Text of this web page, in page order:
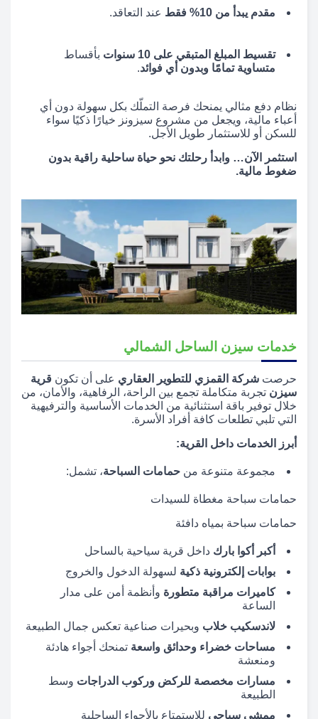
مقدم يبدأ من 10% فقط عند التعاقد.
تقسيط المبلغ المتبقي على 10 سنوات
بأقساط
متساوية تمامًا وبدون أي فوائد.
نظام دفع مثالي يمنحك فرصة التملّك بكل سهولة دون أي
أعباء مالية، ويجعل من مشروع سيزونز خيارًا ذكيًا سواء
للسكن أو للاستثمار طويل الأجل.
استثمر الآن… وابدأ رحلتك نحو حياة ساحلية راقية بدون
ضغوط مالية.
خدمات سيزن الساحل الشمالي
حرصت شركة القمزي للتطوير العقاري على أن تكون قرية
سيزن تجربة متكاملة تجمع بين الراحة، الرفاهية، والأمان، من
خلال توفير باقة استثنائية من الخدمات الأساسية والترفيهية
التي تلبي تطلعات كافة أفراد الأسرة.
أبرز الخدمات داخل القرية:
مجموعة متنوعة من حمامات السباحة، تشمل:
حمامات سباحة مغطاة للسيدات
حمامات سباحة بمياه دافئة
أكبر أكوا بارك داخل قرية سياحية بالساحل
بوابات إلكترونية ذكية لسهولة الدخول والخروج
كاميرات مراقبة متطورة وأنظمة أمن على مدار
الساعة
لاندسكيب خلاب وبحيرات صناعية تعكس جمال الطبيعة
مساحات خضراء وحدائق واسعة تمنحك أجواء هادئة
ومنعشة
مسارات مخصصة للركض وركوب الدراجات وسط
الطبيعة
ممشى سياحي للاستمتاع بالأجواء الساحلية